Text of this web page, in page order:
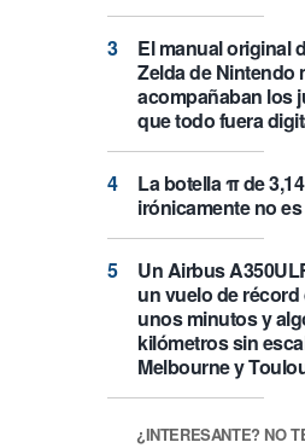
El manual original
Zelda de Nintendo
acompañaban los
que todo fuera
La botella π de
irónicamente no
Un Airbus
un vuelo de récord
unos minutos y
kilómetros sin
Melbourne y
¿INTERESANTE? NO